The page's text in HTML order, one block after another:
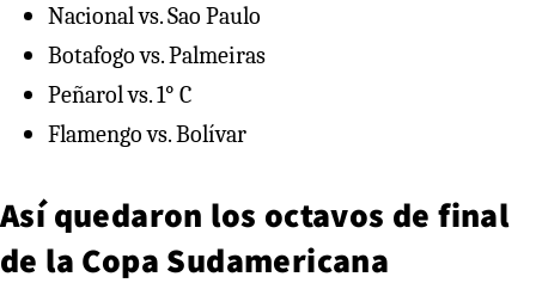
Nacional vs. Sao Paulo
Botafogo vs. Palmeiras
Peñarol vs. 1° C
Flamengo vs. Bolívar
Así quedaron los octavos de final
de la Copa Sudamericana